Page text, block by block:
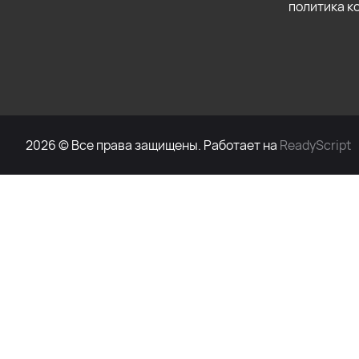
политика
2026 © Все права защищены. Работает на ReadyScript